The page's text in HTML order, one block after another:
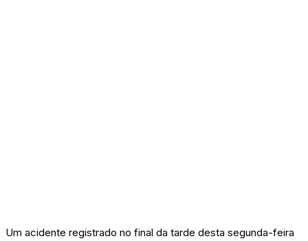
Um acidente registrado no final da tarde desta segunda-feira